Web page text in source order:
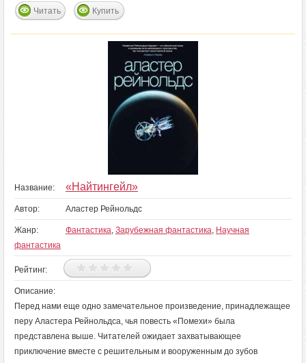
Читать Купить
Название: «Найтингейл»
Автор: Аластер Рейнольдс
Жанр: Фантастика, Зарубежная фантастика, Научная
фантастика
Рейтинг:
Описание:
Перед нами еще одно замечательное произведение, принадлежащее
перу Аластера Рейнольдса, чья повесть «Помехи» была
представлена выше. Читателей ожидает захватывающее
приключение вместе с решительным и вооруженным до зубов